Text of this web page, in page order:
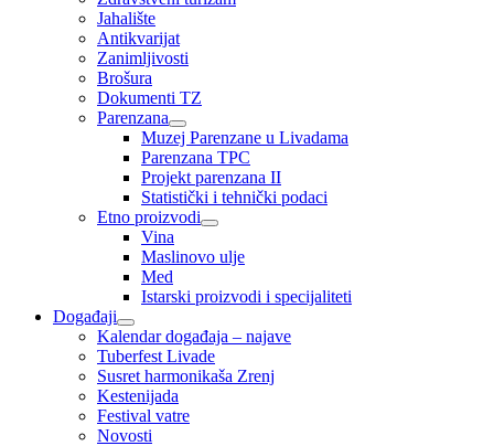
Jahalište
Antikvarijat
Zanimljivosti
Brošura
Dokumenti TZ
Parenzana
Muzej Parenzane u Livadama
Parenzana TPC
Projekt parenzana II
Statistički i tehnički podaci
Etno proizvodi
Vina
Maslinovo ulje
Med
Istarski proizvodi i specijaliteti
Događaji
Kalendar događaja – najave
Tuberfest Livade
Susret harmonikaša Zrenj
Kestenijada
Festival vatre
Novosti